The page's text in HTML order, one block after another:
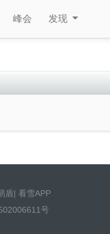
峰会 发现
盾| 看雪APP
号